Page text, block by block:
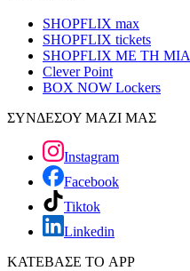
SHOPFLIX max
SHOPFLIX tickets
SHOPFLIX ΜΕ ΤΗ ΜΙΑ
Clever Point
BOX NOW Lockers
ΣΥΝΔΕΣΟΥ ΜΑΖΙ ΜΑΣ
Instagram
Facebook
Tiktok
Linkedin
ΚΑΤΕΒΑΣΕ ΤΟ APP